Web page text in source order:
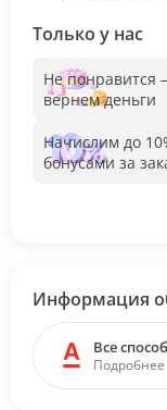
Только у нас
Не понравится
вернем деньги
Начислим до
бонусами за
Информация
Все
Подробнее